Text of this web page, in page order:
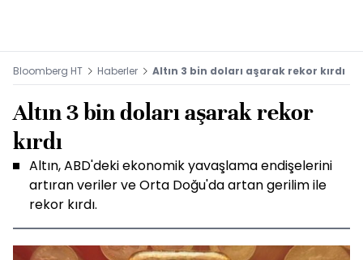
Bloomberg HT Haberler Altın 3 bin doları aşarak rekor kırdı
Altın 3 bin doları aşarak rekor
kırdı
Altın, ABD'deki ekonomik yavaşlama endişelerini
artıran veriler ve Orta Doğu'da artan gerilim ile
rekor kırdı.